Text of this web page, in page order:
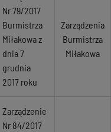
Nr 79/2017
Burmistrza
Miłakowa z
dnia 7
grudnia
2017 roku
Zarządzenia
Burmistrza
Miłakowa
Zarządzenie
Nr 84/2017